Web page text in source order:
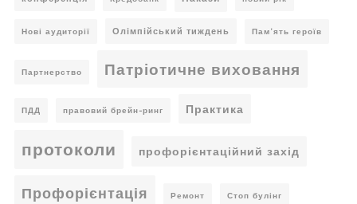
Нові аудиторії Олімпійський тиждень Пам’ять героїв
Партнерство Патріотичне виховання
ПДД правовий брейн-ринг Практика
протоколи профорієнтаційний захід
Профорієнтація Ремонт Стоп булінг